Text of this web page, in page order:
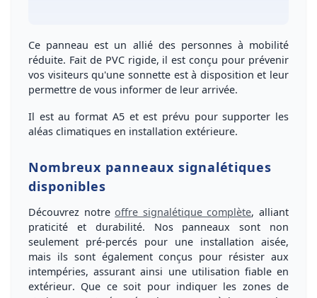
Ce panneau est un allié des personnes à mobilité
réduite. Fait de PVC rigide, il est conçu pour prévenir
vos visiteurs qu'une sonnette est à disposition et leur
permettre de vous informer de leur arrivée.
Il est auformat A5et est prévu poursupporter les
aléas climatiques en installation extérieure.
Nombreux panneaux signalétiques
disponibles
Découvrez notreoffre signalétique complète, alliant
praticité et durabilité. Nos panneaux sont non
seulement pré-percés pour une installation aisée,
mais ils sont également conçus pour résister aux
intempéries, assurant ainsi une utilisation fiable en
extérieur. Que ce soit pour indiquer les zones de